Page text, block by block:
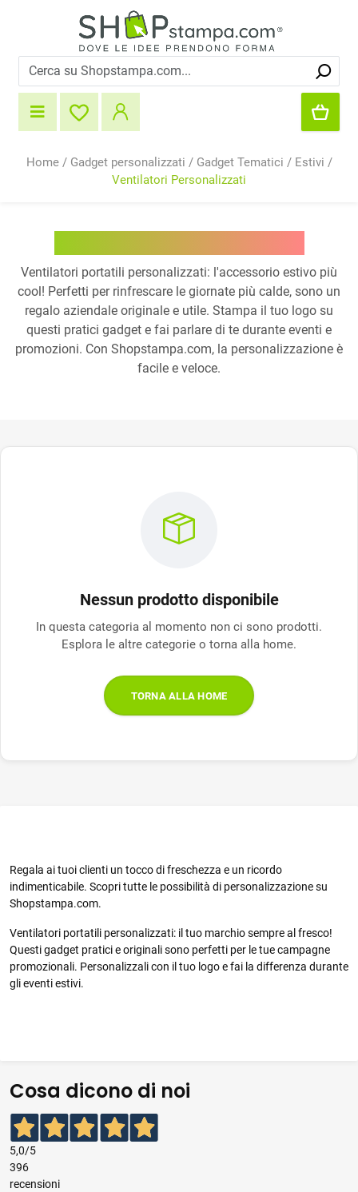
Home/ Gadget personalizzati / Gadget Tematici / Estivi /
Ventilatori Personalizzati
Ventilatori portatili personalizzati: l'accessorio estivo più
cool! Perfetti per rinfrescare le giornate più calde, sono un
regalo aziendale originale e utile. Stampa il tuo logo su
questi pratici gadget e fai parlare di te durante eventi e
promozioni. Con Shopstampa.com, la personalizzazione è
facile e veloce.
Nessun prodotto disponibile
In questa categoria al momento non ci sono prodotti.
Esplora le altre categorie o torna alla home.
TORNA ALLA HOME
Regala ai tuoi clienti un tocco di freschezza e un ricordo
indimenticabile. Scopri tutte le possibilità di personalizzazione su
Shopstampa.com.
Ventilatori portatili personalizzati: il tuo marchio sempre al fresco!
Questi gadget pratici e originali sono perfetti per le tue campagne
promozionali. Personalizzali con il tuo logo e fai la differenza durante
gli eventi estivi.
Cosa dicono di noi
5,0/5
396
recensioni